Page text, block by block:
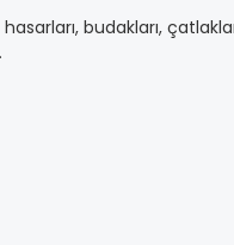
budakları,